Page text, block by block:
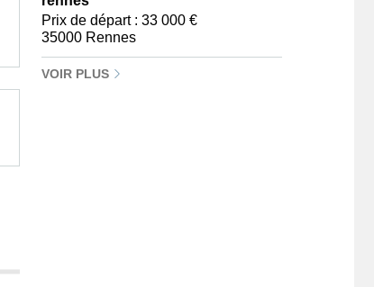
Prix de départ : 33 000 €
35000 Rennes
VOIR PLUS